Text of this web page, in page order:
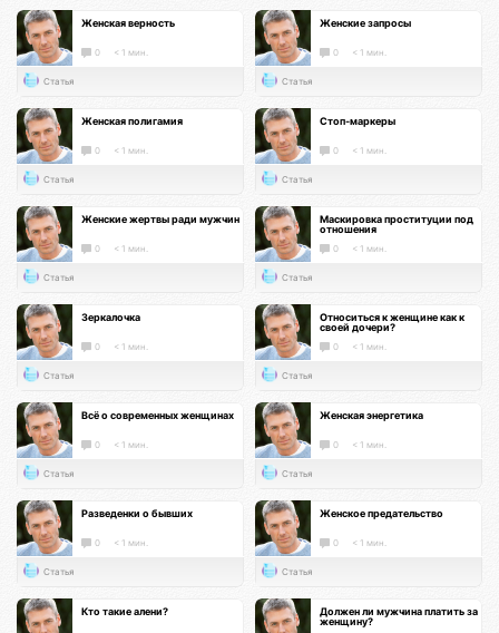
Женская верность
0 < 1 мин.
Статья
Женские запросы
0 < 1 мин.
Статья
Женская полигамия
0 < 1 мин.
Статья
Стоп-маркеры
0 < 1 мин.
Статья
Женские жертвы ради мужчин
0 < 1 мин.
Статья
Маскировка проституции под
отношения
0 < 1 мин.
Статья
Зеркалочка
0 < 1 мин.
Статья
Относиться к женщине как к
своей дочери?
0 < 1 мин.
Статья
Всё о современных женщинах
0 < 1 мин.
Статья
Женская энергетика
0 < 1 мин.
Статья
Разведенки о бывших
0 < 1 мин.
Статья
Женское предательство
0 < 1 мин.
Статья
Кто такие алени?
Должен ли мужчина платить за
женщину?